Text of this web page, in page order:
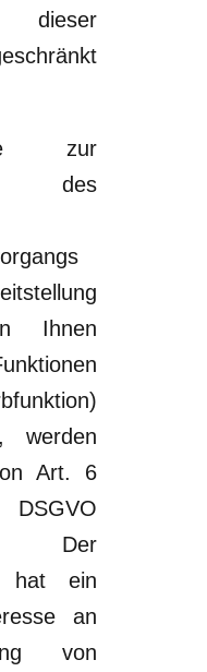
dieser
zur
des
Ihnen
werden
Art. 6
DSGVO
Der
hat ein
an
von